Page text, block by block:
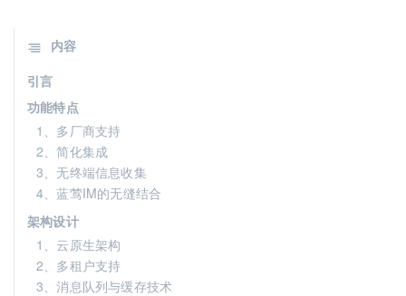
内容
引言
功能特点
1、多厂商支持
2、简化集成
3、无终端信息收集
4、蓝莺IM的无缝结合
架构设计
1、云原生架构
2、多租户支持
3、消息队列与缓存技术